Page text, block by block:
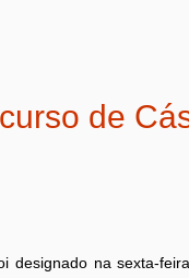
de
designado na sexta-